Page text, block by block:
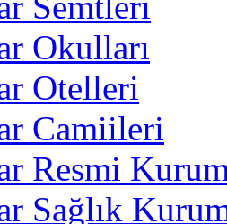
Okulları
Otelleri
Camiileri
Resmi
Sağlık